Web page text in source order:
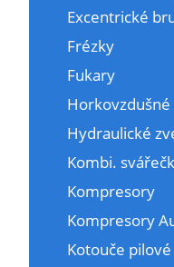
Excentrické
Frézky
Fukary
Hydraulické
Kombi.
Kompresory
Kompresory
Kotouče